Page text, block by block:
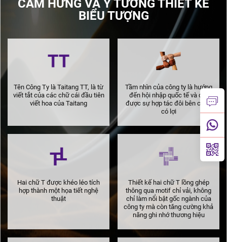
CẢM HỨNG VÀ Ý TƯỞNG THIẾT KẾ
BIỂU TƯỢNG
Tên Công Ty là Taitang TT, là từ
viết tắt của các chữ cái đầu tiên
viết hoa của Taitang
Tầm nhìn của công ty là hướng
đến hội nhập quốc tế và đạt
được sự hợp tác đôi bên cùng
có lợi
Hai chữ T được khéo léo tích
hợp thành một họa tiết nghệ
thuật
Thiết kế hai chữ T lồng ghép
thông qua motif chỉ vải, không
chỉ làm nổi bật gốc ngành của
công ty mà còn tăng cường khả
năng ghi nhớ thương hiệu